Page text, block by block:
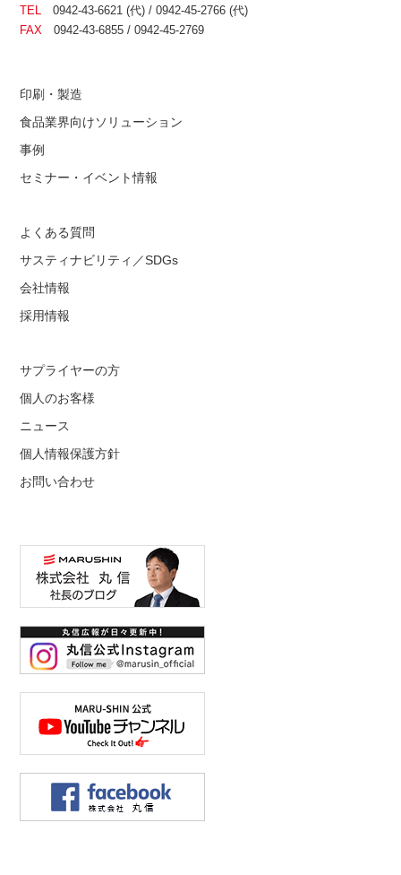
TEL 0942-43-6621 (代) / 0942-45-2766 (代)
FAX 0942-43-6855 / 0942-45-2769
印刷・製造
食品業界向けソリューション
事例
セミナー・イベント情報
よくある質問
サスティナビリティ／SDGs
会社情報
採用情報
サプライヤーの方
個人のお客様
ニュース
個人情報保護方針
お問い合わせ